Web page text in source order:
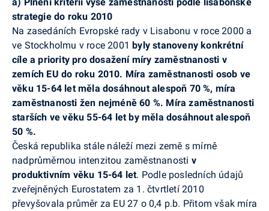
strategie do roku 2010
Na zasedáních Evropské rady v Lisabonu v roce 2000 a
ve Stockholmu v roce 2001byly stanoveny konkrétní
cíle a priority pro dosažení míry zaměstnanosti v
zemích EU do roku 2010. Míra zaměstnanosti osob ve
věku 15-64 let měla dosáhnout alespoň 70 %, míra
zaměstnanosti žen nejméně 60 %. Míra zaměstnanosti
starších ve věku 55-64 let by měla dosáhnout alespoň
50 %.
Česká republika stále náleží mezi země s mírně
nadprůměrnou intenzitou zaměstnanosti v
produktivním věku 15-64 let. Podle posledních údajů
zveřejněných Eurostatem za 1. čtvrtletí 2010
převyšovala průměr za EU 27 o 0,4 p.b. Přitom však míra